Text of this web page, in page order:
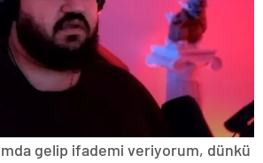
gelip ifademi veriyorum, dünkü